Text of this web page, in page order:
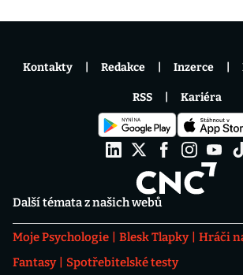
Další témata z našich webů
Moje Psychologie Blesk Tlapky Hráči
Fantasy
Spotřebitelské testy
Kontakty Redakce Inzerce
RSS Kariéra